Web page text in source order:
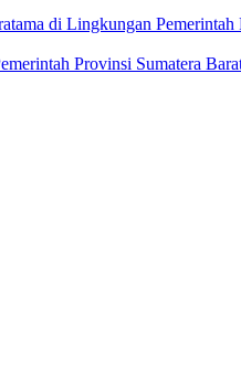
di Lingkungan Pemerintah
Provinsi Sumatera